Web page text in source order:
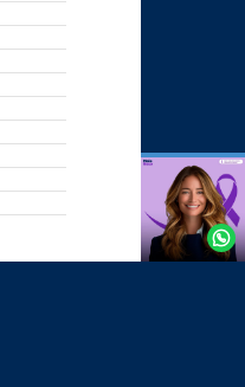
Agende
Whatsapp